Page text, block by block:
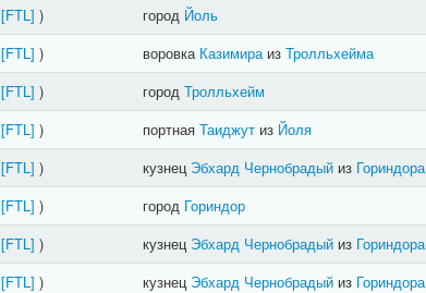
[FTL] ) город Йоль
[FTL] ) воровка Казимираиз Тролльхейма
[FTL] ) город Тролльхейм
[FTL] ) портная Таиджутиз Йоля
[FTL] ) кузнец Эбхард Чернобрадыйиз Гориндора
[FTL] ) город Гориндор
[FTL] ) кузнец Эбхард Чернобрадыйиз Гориндора
[FTL] ) кузнец Эбхард Чернобрадыйиз Гориндора